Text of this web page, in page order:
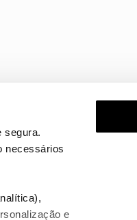
segura.
necessários
e